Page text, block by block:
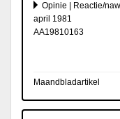
Opinie | Reactie/
april 1981
AA19810163
Maandbladartikel